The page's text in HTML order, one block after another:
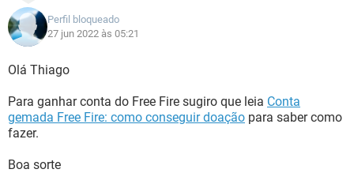
Perfil bloqueado
27 jun 2022 às 05:21
Olá Thiago
Para ganhar conta do Free Fire sugiro que leia Conta
gemada Free Fire: como conseguir doação para saber como
fazer.
Boa sorte